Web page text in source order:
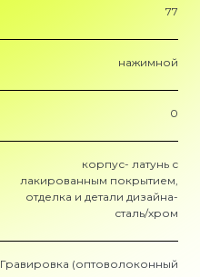
77
нажимной
0
корпус- латунь с
лакированным покрытием,
отделка и детали дизайна-
сталь/хром
Гравировка (оптоволоконный